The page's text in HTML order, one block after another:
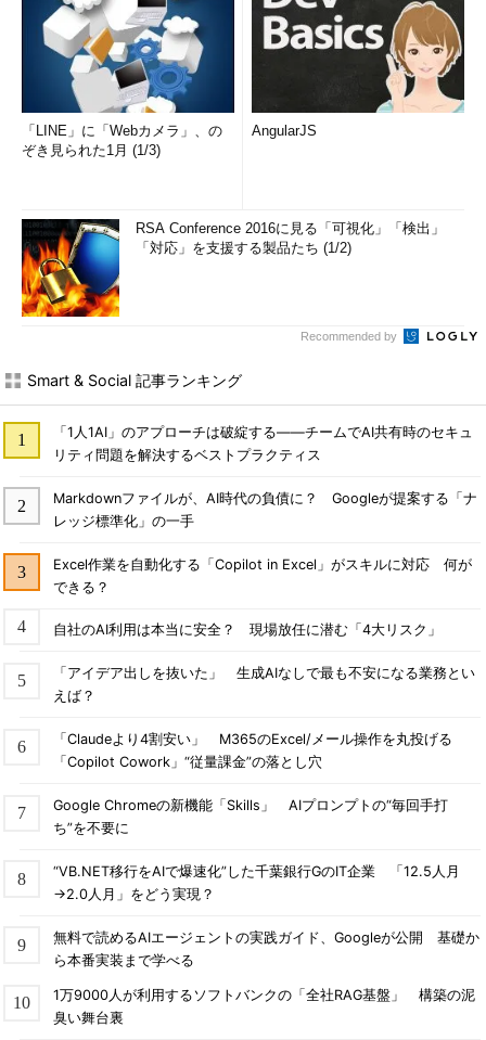
「LINE」に「Webカメラ」、の
ぞき見られた1月 (1/3)
AngularJS
RSA Conference 2016に見る「可視化」「検出」
「対応」を支援する製品たち (1/2)
Recommended by
Smart & Social 記事ランキング
「1人1AI」のアプローチは破綻する――チームでAI共有時のセキュ
リティ問題を解決するベストプラクティス
Markdownファイルが、AI時代の負債に？ Googleが提案する「ナ
レッジ標準化」の一手
Excel作業を自動化する「Copilot in Excel」がスキルに対応 何が
できる？
自社のAI利用は本当に安全？ 現場放任に潜む「4大リスク」
「アイデア出しを抜いた」 生成AIなしで最も不安になる業務とい
えば？
「Claudeより4割安い」 M365のExcel/メール操作を丸投げる
「Copilot Cowork」“従量課金”の落とし穴
Google Chromeの新機能「Skills」 AIプロンプトの“毎回手打
ち”を不要に
“VB.NET移行をAIで爆速化”した千葉銀行GのIT企業 「12.5人月
→2.0人月」をどう実現？
無料で読めるAIエージェントの実践ガイド、Googleが公開 基礎か
ら本番実装まで学べる
1万9000人が利用するソフトバンクの「全社RAG基盤」 構築の泥
臭い舞台裏